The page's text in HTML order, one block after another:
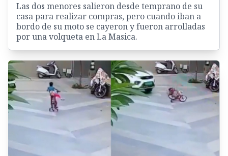
Las dos menores salieron desde temprano de su
casa para realizar compras, pero cuando iban a
bordo de su moto se cayeron y fueron arrolladas
por una volqueta en La Masica.